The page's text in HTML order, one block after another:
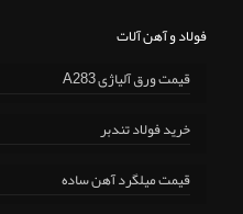
فولاد و آهن آلات
قیمت ورق آلیاژی A283
خرید فولاد تندبر
قیمت میلگرد آهن ساده